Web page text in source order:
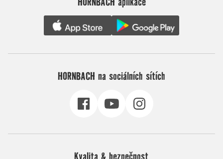
HORNBACH na sociálních sítích
Kvalita & bezpečnost